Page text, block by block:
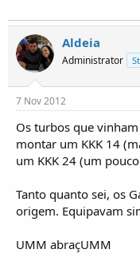
Aldeia
Administrator
7 Nov 2012
Os turbos que
montar um KKK 14
um KKK 24 (um
Tanto quanto sei, os
origem. Equipavam
UMM abraçUMM